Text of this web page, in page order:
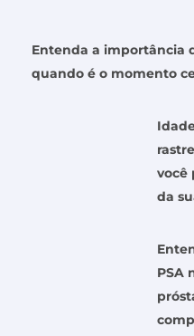
Entenda a importância
quando é o momento
você
da
PSA